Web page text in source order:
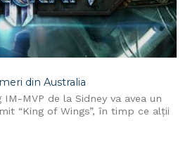
din Australia
MVP de la Sidney va avea un
“King of Wings”, în timp ce alţii